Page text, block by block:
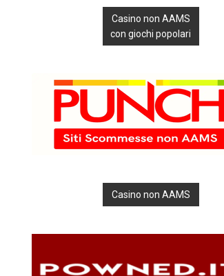
Casino non AAMS
con giochi popolari
Casino non AAMS